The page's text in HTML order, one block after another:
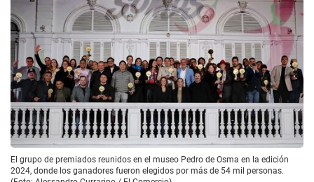
El grupo de premiados reunidos en el museo Pedro de Osma en la edición
2024, donde los ganadores fueron elegidos por más de 54 mil personas.